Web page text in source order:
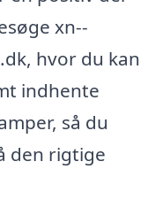
xn--
hvor du kan
indhente
så du
den rigtige